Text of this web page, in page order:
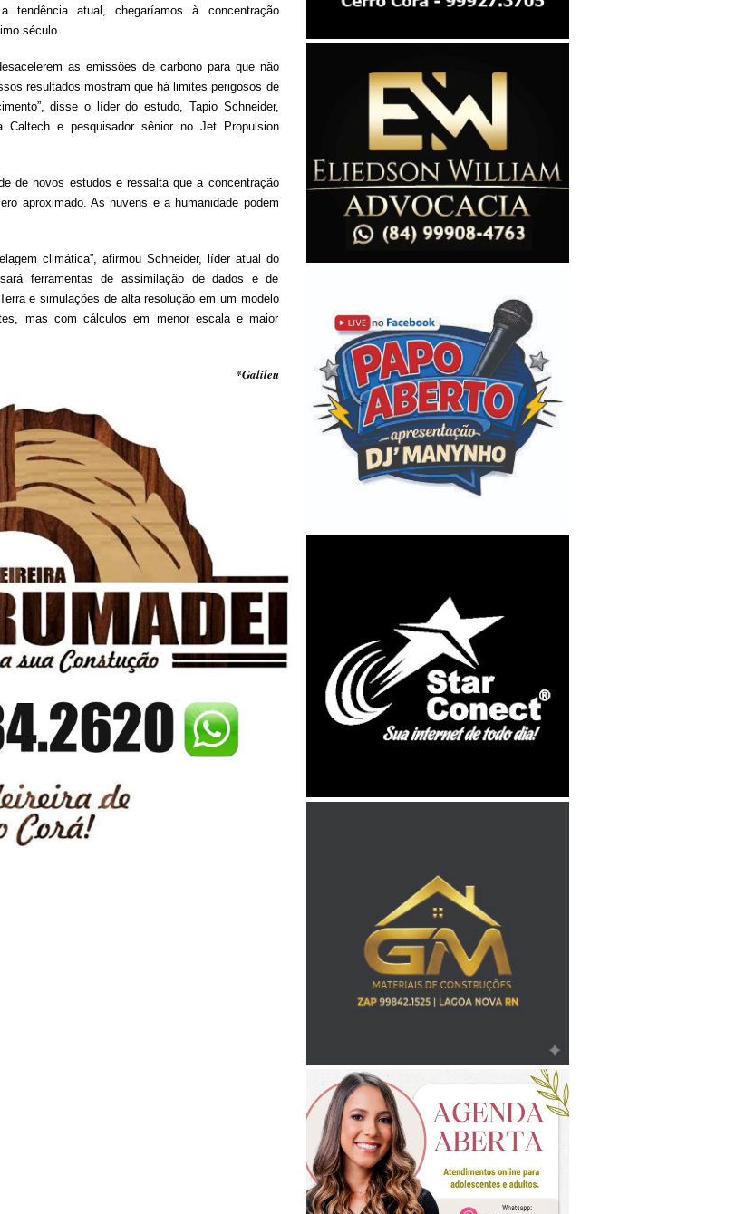
tendência atual, chegaríamos à concentração
século.
as emissões de carbono para que não
resultados mostram que há limites perigosos de
disse o líder do estudo, Tapio Schneider,
Caltech e pesquisador sênior no Jet Propulsion
de novos estudos e ressalta que a concentração
aproximado. As nuvens e a humanidade podem
climática”, afirmou Schneider, líder atual do
ferramentas de assimilação de dados e de
e simulações de alta resolução em um modelo
mas com cálculos em menor escala e maior
*Galileu